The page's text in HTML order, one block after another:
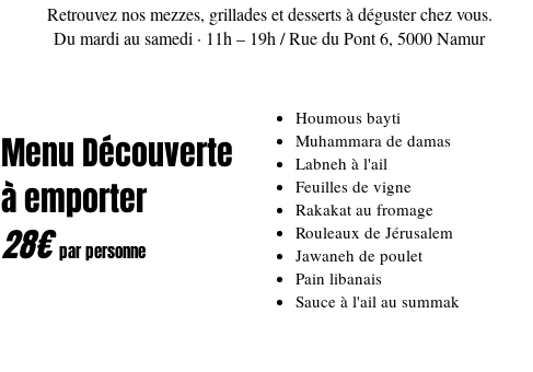
Retrouvez nos mezzes, grillades et desserts à déguster chez vous.
Du mardi au samedi · 11h – 19h / Rue du Pont 6, 5000 Namur
Menu Découverte
à emporter
28€ par personne
Houmous bayti
Muhammara de damas
Labneh à l'ail
Feuilles de vigne
Rakakat au fromage
Rouleaux de Jérusalem
Jawaneh de poulet
Pain libanais
Sauce à l'ail au summak